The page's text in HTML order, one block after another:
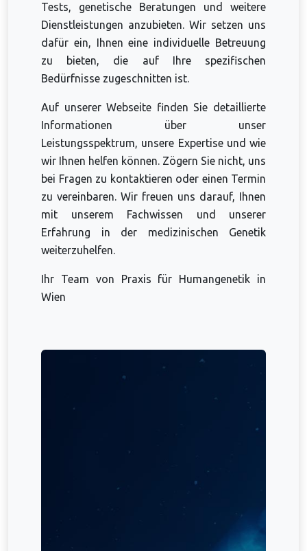
Tests, genetische Beratungen und weitere
Dienstleistungen anzubieten. Wir setzen uns
dafür ein, Ihnen eine individuelle Betreuung
zu bieten, die auf Ihre spezifischen
Bedürfnisse zugeschnitten ist.
Auf unserer Webseite finden Sie detaillierte
Informationen über unser
Leistungsspektrum, unsere Expertise und wie
wir Ihnen helfen können. Zögern Sie nicht, uns
bei Fragen zu kontaktieren oder einen Termin
zu vereinbaren. Wir freuen uns darauf, Ihnen
mit unserem Fachwissen und unserer
Erfahrung in der medizinischen Genetik
weiterzuhelfen.
Ihr Team von Praxis für Humangenetik in
Wien